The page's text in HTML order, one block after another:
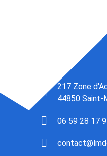
217 Zone
44850 Saint-
06 59 28 17